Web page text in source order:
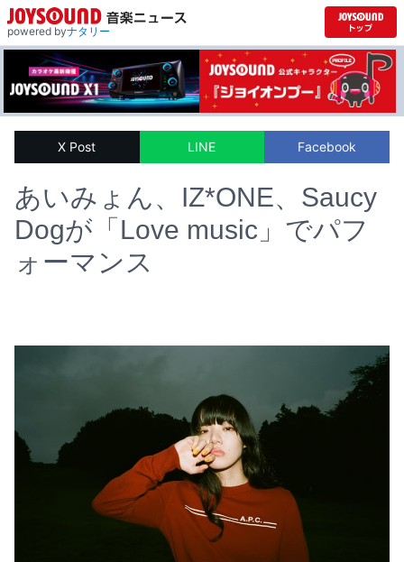
powered byナタリー
X Post LINE Facebook
あいみょん、IZ*ONE、Saucy
Dogが「Love music」でパフ
ォーマンス